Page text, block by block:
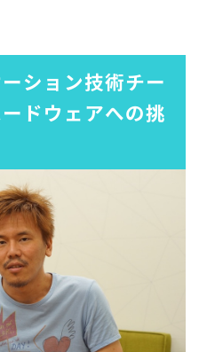
ション技術チー
ドウェアへの挑